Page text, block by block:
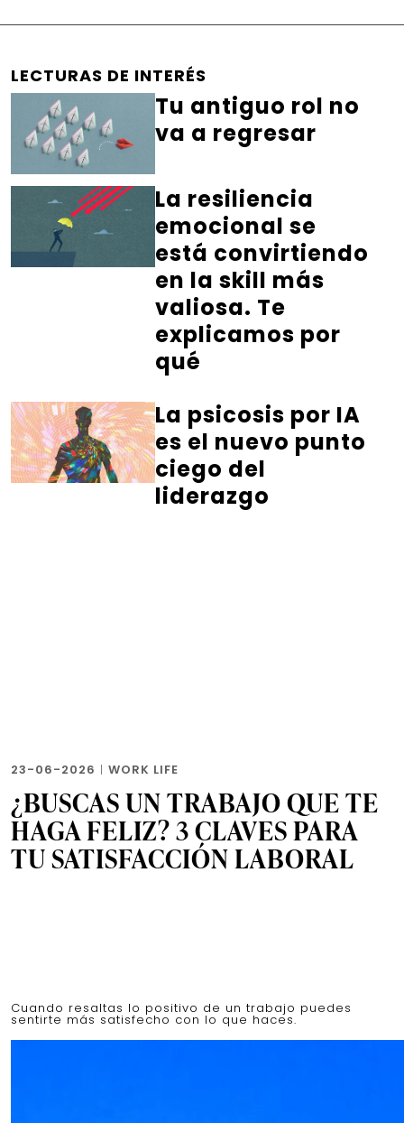
LECTURAS DE INTERÉS
Tu antiguo rol no
va a regresar
La resiliencia
emocional se
está convirtiendo
en la skill más
valiosa. Te
explicamos por
qué
La psicosis por IA
es el nuevo punto
ciego del
liderazgo
23-06-2026 | WORK LIFE
¿BUSCAS UN TRABAJO QUE TE
HAGA FELIZ? 3 CLAVES PARA
TU SATISFACCIÓN LABORAL
Cuando resaltas lo positivo de un trabajo puedes
sentirte más satisfecho con lo que haces.